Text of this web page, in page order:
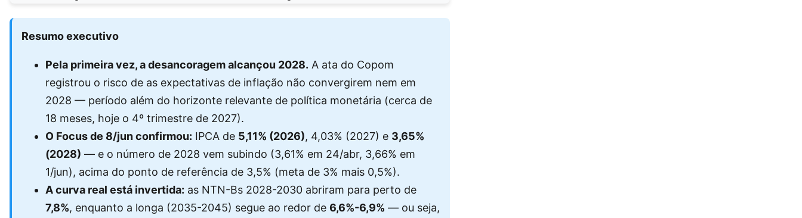
Resumo executivo
Pela primeira vez, a desancoragem alcançou 2028. A ata do Copom
registrou o risco de as expectativas de inflação não convergirem nem em
2028 — período além do horizonte relevante de política monetária (cerca de
18 meses, hoje o 4º trimestre de 2027).
O Focus de 8/jun confirmou: IPCA de 5,11% (2026), 4,03% (2027) e 3,65%
(2028) — e o número de 2028 vem subindo (3,61% em 24/abr, 3,66% em
1/jun), acima do ponto de referência de 3,5% (meta de 3% mais 0,5%).
A curva real está invertida: as NTN-Bs 2028-2030 abriram para perto de
7,8%, enquanto a longa (2035-2045) segue ao redor de 6,6%-6,9% — ou seja,